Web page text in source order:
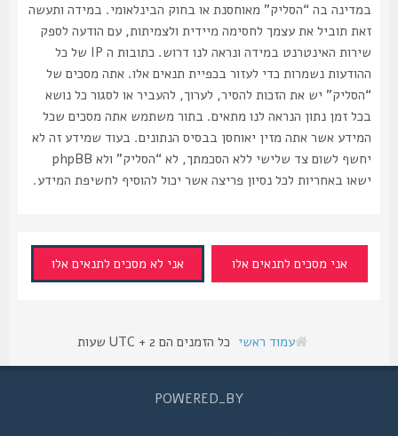
במדינה בה “הסליק” מאוחסנת או בחוק הבינלאומי. במידה ותעשה
זאת תוביל את עצמך לחסימה מיידית ולצמיתות, עם הודעה לספק
שירות האינטרנט במידה ונראה לנו דרוש. כתובות ה IP של כל
ההודעות נשמרות כדי לעזור בכפיית תנאים אלו. אתה מסכים של
“הסליק” יש את הזכות להסיר, לערוך, להעביר או לסגור כל נושא
בכל זמן נתון הנראה לנו מתאים. בתור משתמש אתה מסכים שכל
המידע אשר אתה מזין יאוחסן בבסיס הנתונים. בעוד שמידע זה לא
יחשף לשום צד שלישי ללא הסכמתך, לא “הסליק” ולא phpBB
ישאו באחריות לכל נסיון פריצה אשר יכול להוסיף לחשיפת המידע.
עמוד ראשי כל הזמנים הם UTC + 2 שעות
POWERED_BY